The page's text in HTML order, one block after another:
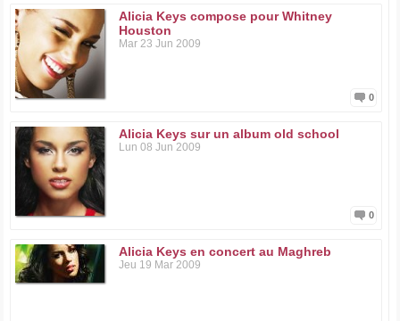
Alicia Keys compose pour Whitney
Houston
Mar 23 Jun 2009
0
Alicia Keys sur un album old school
Lun 08 Jun 2009
0
Alicia Keys en concert au Maghreb
Jeu 19 Mar 2009